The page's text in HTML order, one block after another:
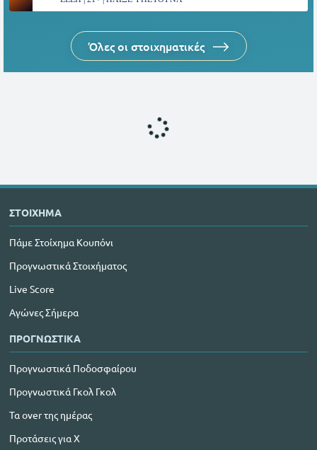
Όλες οι στοιχηματικές
ΣΤΟΙΧΗΜΑ
Πάμε Στοίχημα Κουπόνι
Προγνωστικά Στοιχήματος
Live Score
Αγώνες Σήμερα
ΠΡΟΓΝΩΣΤΙΚΑ
Προγνωστικά Ποδοσφαίρου
Προγνωστικά Γκολ Γκολ
Τα over της ημέρας
Προτάσεις για Χ